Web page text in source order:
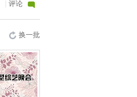
| 评论
换一批